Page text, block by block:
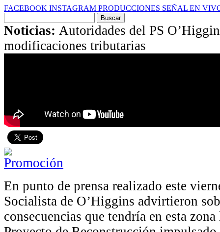
FACEBOOK INSTAGRAM PRODUCCIONES SEÑAL EN
por:
Noticias: Autoridades del PS
modificaciones tributarias
En punto de prensa realizado este
Socialista de O’Higgins advirtieron
consecuencias que tendría en esta